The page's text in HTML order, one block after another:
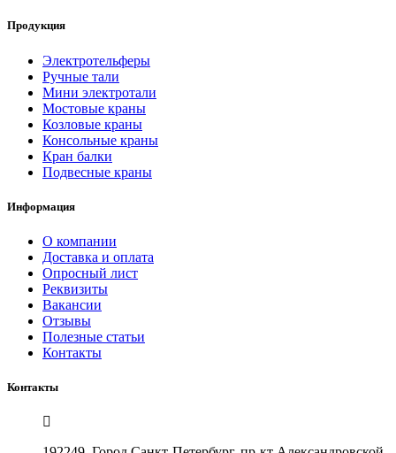
Продукция
Электротельферы
Ручные тали
Мини электротали
Мостовые краны
Козловые краны
Консольные краны
Кран балки
Подвесные краны
Информация
О компании
Доставка и оплата
Опросный лист
Реквизиты
Вакансии
Отзывы
Полезные статьи
Контакты
Контакты